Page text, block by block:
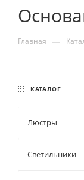
Главная —
КАТАЛОГ
Люстры
Светильники